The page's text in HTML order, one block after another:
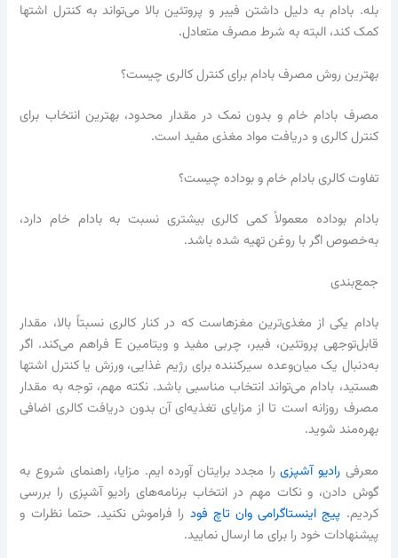
بله. بادام به دلیل داشتن فیبر و پروتئین بالا می‌تواند به کنترل اشتها
کمک کند، البته به شرط مصرف متعادل.
بهترین روش مصرف بادام برای کنترل کالری چیست؟
مصرف بادام خام و بدون نمک در مقدار محدود، بهترین انتخاب برای
کنترل کالری و دریافت مواد مغذی مفید است.
تفاوت کالری بادام خام و بوداده چیست؟
بادام بوداده معمولاً کمی کالری بیشتری نسبت به بادام خام دارد،
به‌خصوص اگر با روغن تهیه شده باشد.
جمع‌بندی
بادام یکی از مغذی‌ترین مغزهاست که در کنار کالری نسبتاً بالا، مقدار
قابل‌توجهی پروتئین، فیبر، چربی مفید و ویتامین E فراهم می‌کند. اگر
به‌دنبال یک میان‌وعده سیرکننده برای رژیم غذایی، ورزش یا کنترل اشتها
هستید، بادام می‌تواند انتخاب مناسبی باشد. نکته مهم، توجه به مقدار
مصرف روزانه است تا از مزایای تغذیه‌ای آن بدون دریافت کالری اضافی
بهره‌مند شوید.
معرفی رادیو آشپزیرا مجدد برایتان آورده ایم. مزایا، راهنمای شروع به
گوش دادن، و نکات مهم در انتخاب برنامه‌های رادیو آشپزی را بررسی
کردیم. پیج اینستاگرامی وان تاچ فود را فراموش نکنید. حتما نظرات و
پیشنهادات خود را برای ما ارسال نمایید.